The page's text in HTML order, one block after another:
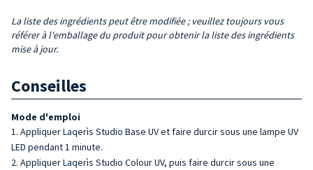
La liste des ingrédients peut être modifiée ; veuillez toujours vous
référer à l'emballage du produit pour obtenir la liste des ingrédients
mise à jour.
Conseilles
Mode d'emploi
Appliquer Laqerìs Studio Base UV et faire durcir sous une lampe UV
LED pendant 1 minute.
Appliquer Laqerìs Studio Colour UV, puis faire durcir sous une